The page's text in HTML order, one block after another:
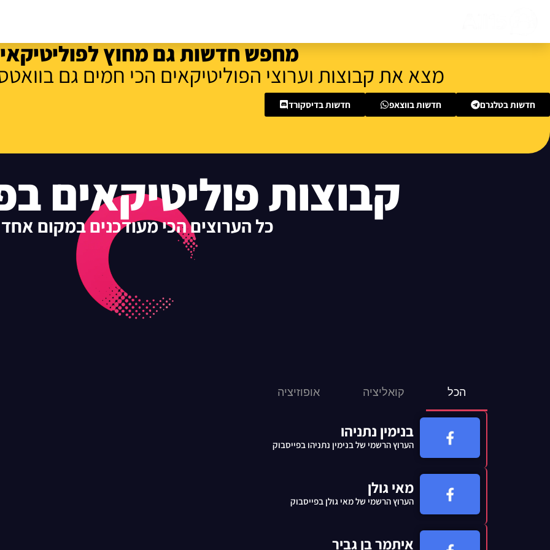
מחפש חדשות גם מחוץ
מצא את קבוצות וערוצי הפוליטיקאים הכי חמים גם
חדשות בטלגרם חדשות בווצאפ חדשות בדיסקורד
קבוצות פוליטיקאים
כל הערוצים הכי מעודכנים במקום אחד
הכל קואליציה אופוזיציה
בנימין נתניהו
הערוץ הרשמי של בנימין נתניהו בפייסבוק
מאי גולן
הערוץ הרשמי של מאי גולן בפייסבוק
איתמר בן גביר